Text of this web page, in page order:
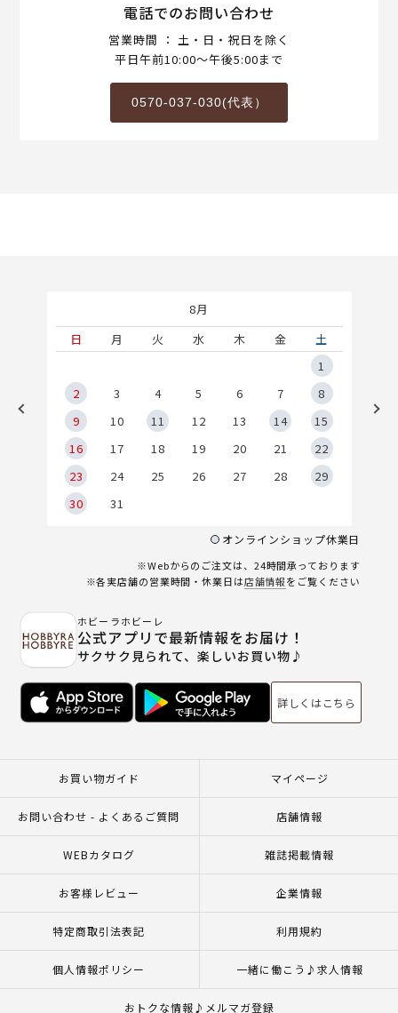
電話でのお問い合わせ
営業時間 ： 土・日・祝日を除く
平日午前10:00～午後5:00まで
0570-037-030(代表）
8月
日
月 火 水 木 金
土
1
2
3 4 5 6 7
8
9
10 11 12 13 14
15
16
17 18 19 20 21
22
23
24 25 26 27 28
29
30
31
オンラインショップ休業日
※Webからのご注文は、24時間承っております
※各実店舗の営業時間・休業日は店舗情報をご覧ください
ホビーラホビーレ
公式アプリで最新情報をお届け！
サクサク見られて、楽しいお買い物♪
詳しくはこちら
お買い物ガイド マイページ
お問い合わせ - よくあるご質問 店舗情報
WEBカタログ 雑誌掲載情報
お客様レビュー 企業情報
特定商取引法表記 利用規約
個人情報ポリシー 一緒に働こう♪求人情報
おトクな情報♪メルマガ登録